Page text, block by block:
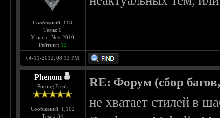
Сообщений: 118
Темы: 0
У нас с: Nov 2010
Рейтинг: 12
04-11-2012, 08:13 PM
Phenom
Posting Freak
Сообщений: 1,102
Темы: 34
RE: Форум (сбор
не хватает стилей в